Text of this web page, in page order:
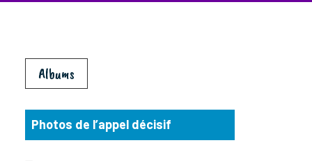
Albums
Photos de l’appel décisif